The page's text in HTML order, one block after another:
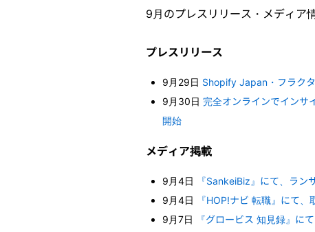
9月のプレスリリース・メディア
プレスリリース
9月29日 Shopify Japan・フラク
9月30日 完全オンラインでインサ
開始
メディア掲載
9月4日
『SankeiBiz』にて、ラン
9月4日
『HOP!ナビ 転職』にて、
9月7日
『グロービス 知見録』に